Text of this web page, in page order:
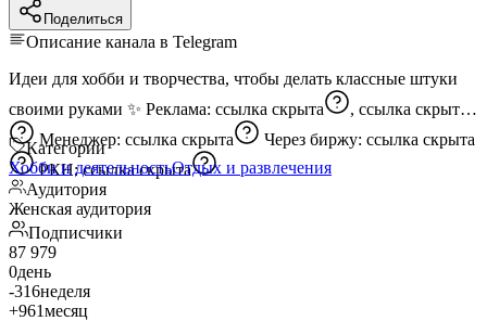
Поделиться
Описание канала в Telegram
Идеи для хобби и творчества, чтобы делать классные штуки
своими руками ✨ Реклама: ссылка скрыта , ссылка скрыта
Менеджер: ссылка скрыта Через биржу: ссылка скрыта
РКН:ссылка скрыта
Категории
Хобби и деятельностьОтдых и развлечения
Аудитория
Женская аудитория
Подписчики
87 979
0день
-316неделя
+961месяц